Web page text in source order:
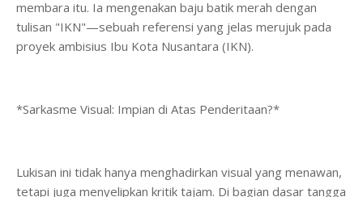
membara itu. Ia mengenakan baju batik merah dengan
tulisan "IKN"—sebuah referensi yang jelas merujuk pada
proyek ambisius Ibu Kota Nusantara (IKN).
*Sarkasme Visual: Impian di Atas Penderitaan?*
Lukisan ini tidak hanya menghadirkan visual yang menawan,
tetapi juga menyelipkan kritik tajam. Di bagian dasar tangga